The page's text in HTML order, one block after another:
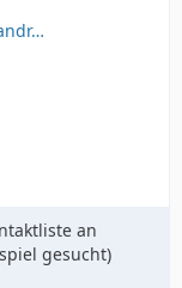
an
gesucht)